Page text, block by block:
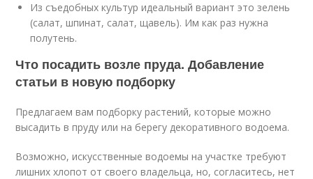
Из съедобных культур идеальный вариант это зелень
(салат, шпинат, салат, щавель). Им как раз нужна
полутень.
Что посадить возле пруда. Добавление
статьи в новую подборку
Предлагаем вам подборку растений, которые можно
высадить в пруду или на берегу декоративного водоема.
Возможно, искусственные водоемы на участке требуют
лишних хлопот от своего владельца, но, согласитесь, нет